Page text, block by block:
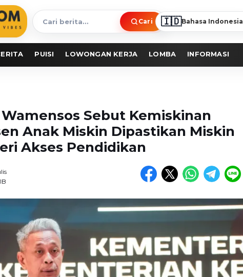
Cari
berita
Cari 🇮🇩Bahasa Indonesia
PUISI LOWONGAN KERJA LOMBA INFORMASI
Sebut Kemiskinan
Anak Miskin Dipastikan Miskin
Akses Pendidikan